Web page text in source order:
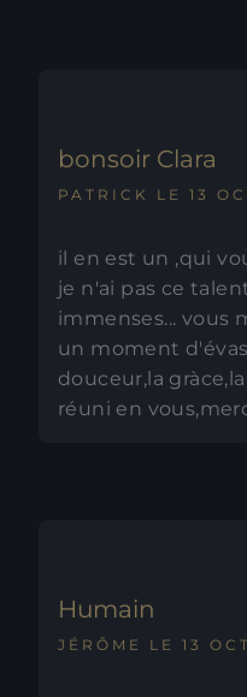
bonsoir Clara
PATRICK LE 13
il en est un ,qui
je n'ai pas ce
immenses... vous
un moment
douceur,la
réuni en
Humain
JÉRÔME LE 13